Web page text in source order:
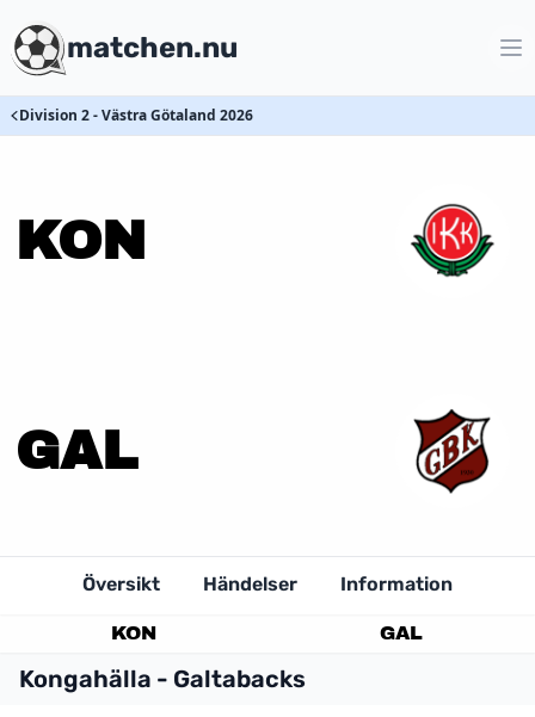
matchen.nu
Division 2 - Västra Götaland 2026
KON
GAL
Översikt Händelser Information
KON GAL
Kongahälla - Galtabacks